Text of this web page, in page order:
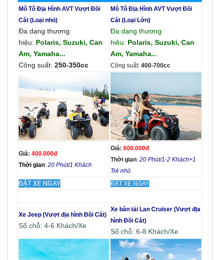
Mô Tô Địa Hình AVT Vượt Đồi
Cát (Loại nhỏ)
Đa dạng thương
hiệu: Polaris, Suzuki, Can
Am, Yamaha...
Công suất: 250-350cc
Mô Tô Địa Hình AVT Vượt Đồi
Cát (Loại Lớn)
Đa dạng thương
hiệu: Polaris, Suzuki, Can
Am, Yamaha...
Công suất: 400-700cc
Giá: 400.000đ
Thời gian: 20 Phút/1 Khách
Giá: 600.000đ
Thời gian: 20 Phút/1-2 Khách+1
Trẻ nhỏ
ĐẶT XE NGAY ĐẶT XE NGAY
Xe Jeep (Vượt địa hình Đồi Cát)
Số chỗ: 4-6 Khách/Xe
Xe bán tải Lan Cruiser (Vượt địa
hình Đồi Cát)
Số chỗ: 6-8 Khách/Xe